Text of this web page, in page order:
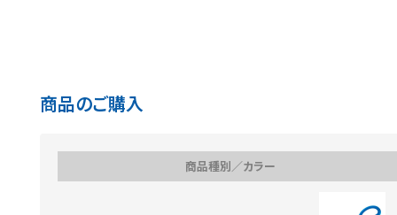
商品のご購入
商品種別／カラー